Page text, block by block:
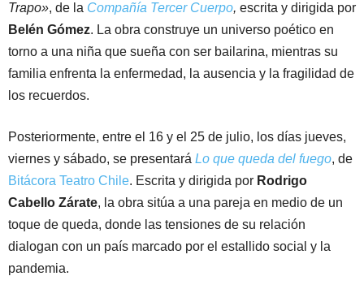
Trapo», de la Compañía Tercer Cuerpo, escrita y dirigida por
Belén Gómez. La obra construye un universo poético en
torno a una niña que sueña con ser bailarina, mientras su
familia enfrenta la enfermedad, la ausencia y la fragilidad de
los recuerdos.
Posteriormente, entre el 16 y el 25 de julio, los días jueves,
viernes y sábado, se presentará Lo que queda del fuego, de
Bitácora Teatro Chile. Escrita y dirigida por Rodrigo
Cabello Zárate, la obra sitúa a una pareja en medio de un
toque de queda, donde las tensiones de su relación
dialogan con un país marcado por el estallido social y la
pandemia.